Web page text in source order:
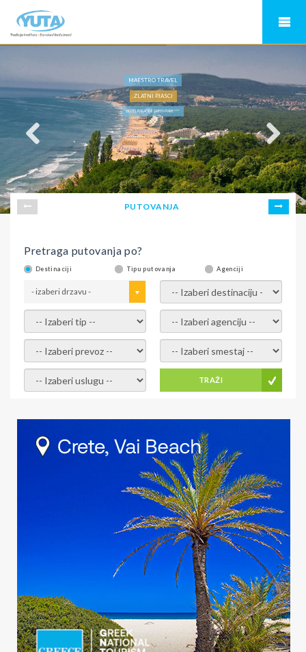
MAESTRO TRAVEL
ZLATNI PJASCI
HOTEL PARADISE GREEN PARK ****
PUTOVANJA
Pretraga putovanja po?
Destinaciji Tipu putovanja Agenciji
- izaberi drzavu - - izaberi destinaciju -
- izaberi tip - - izaberi agenciju -
- izaberi prevoz - - Izaberite smestaj -
- Izaberite uslugu - TRAŽI